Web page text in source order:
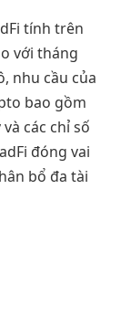
tính trên
với tháng
nhu cầu của
bao gồm
các chỉ số
đóng vai
bổ đa tài